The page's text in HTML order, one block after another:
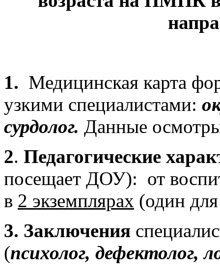
1. Медицинская карта
узкими специалистами:
сурдолог. Данные
2. Педагогические
посещает ДОУ): от
в 2 экземплярах (один
3. Заключения
(психолог, дефектолог,